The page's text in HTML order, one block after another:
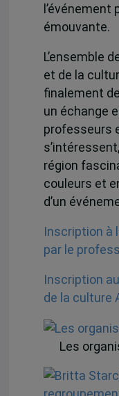
l’événement
émouvante.
L’ensemble
et de la
finalement
un échange
professeurs
région
couleurs et
d’un
Inscription à
par le
Inscription
de la culture
Les